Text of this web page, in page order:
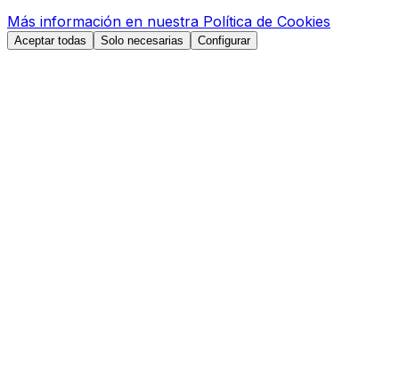
Más información en nuestra Política de Cookies
Aceptar todas Solo necesarias Configurar